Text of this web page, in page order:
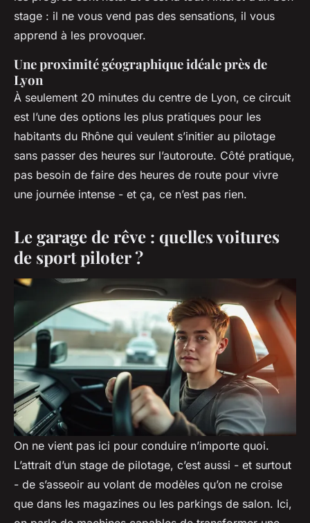
stage : il ne vous vend pas des sensations, il vous
apprend à les provoquer.
Une proximité géographique idéale près de
Lyon
À seulement 20 minutes du centre de Lyon, ce circuit
est l’une des options les plus pratiques pour les
habitants du Rhône qui veulent s’initier au pilotage
sans passer des heures sur l’autoroute. Côté pratique,
pas besoin de faire des heures de route pour vivre
une journée intense - et ça, ce n’est pas rien.
Le garage de rêve : quelles voitures
de sport piloter ?
On ne vient pas ici pour conduire n’importe quoi.
L’attrait d’un stage de pilotage, c’est aussi - et surtout
- de s’asseoir au volant de modèles qu’on ne croise
que dans les magazines ou les parkings de salon. Ici,